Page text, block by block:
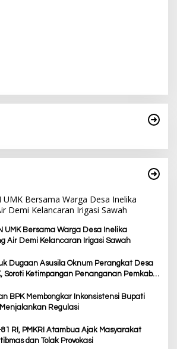
UMK Bersama Warga Desa Inelika
Air Demi Kelancaran Irigasi Sawah
Dugaan Asusila Oknum Perangkat Desa
Soroti Ketimpangan Penanganan Pemkab
BPK Membongkar Inkonsistensi Bupati
Regulasi
RI, PMKRI Atambua Ajak Masyarakat
dan Tolak Provokasi